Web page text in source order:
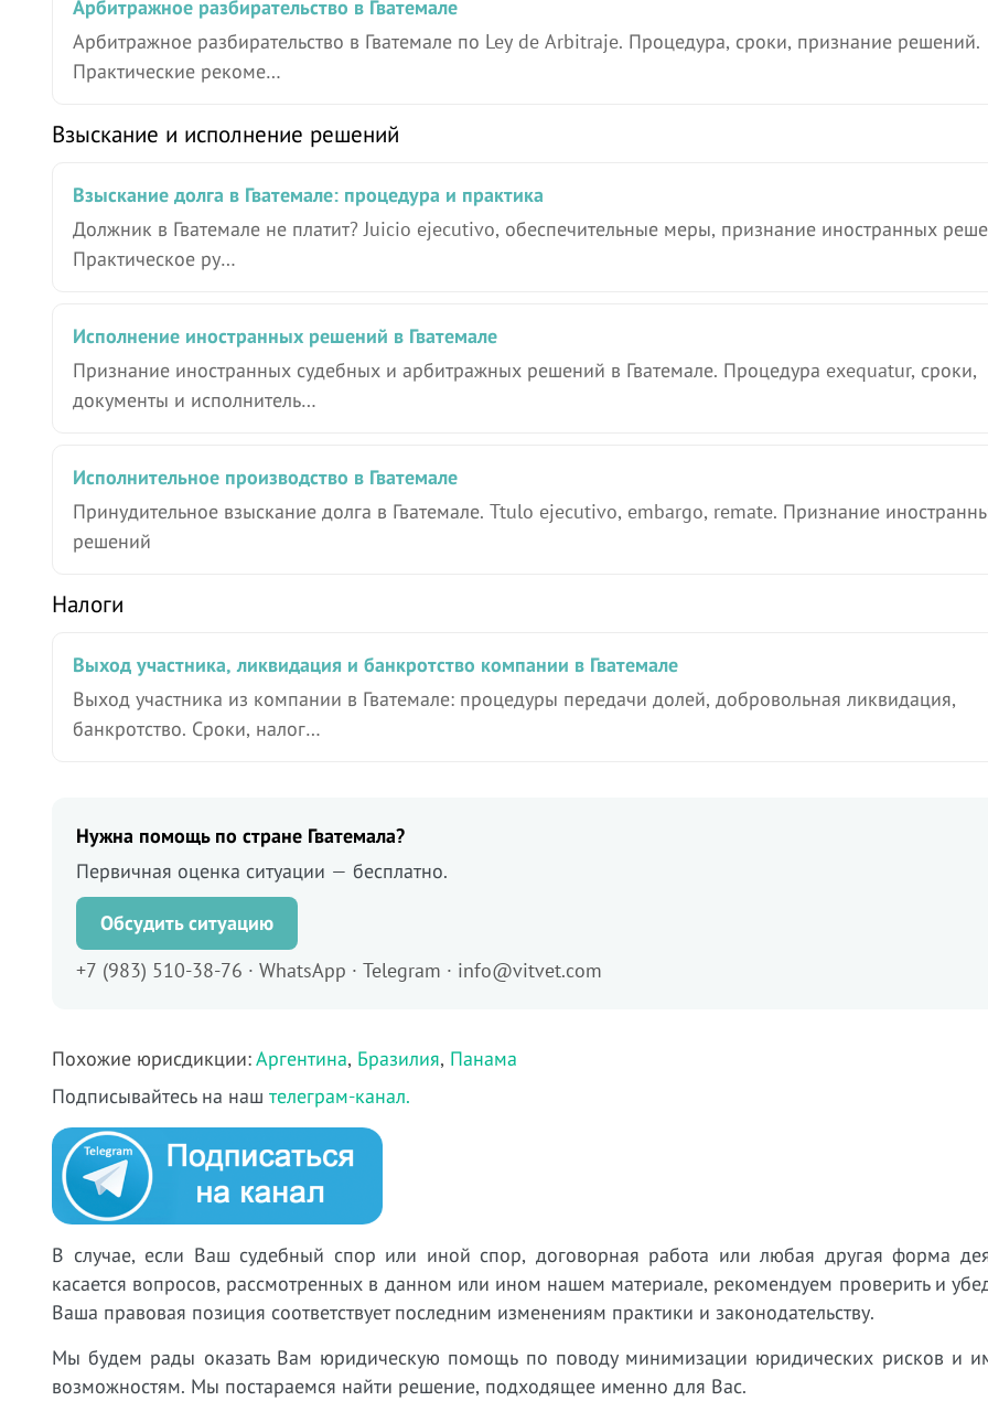
Арбитражное разбирательство в Гватемале
Арбитражное разбирательство в Гватемале по Ley de Arbitraje. Процедура, сроки, признание решений.
Практические рекоме…
Взыскание и исполнение решений
Взыскание долга в Гватемале: процедура и практика
Должник в Гватемале не платит? Juicio ejecutivo, обеспечительные меры, признание иностранных
Практическое ру…
Исполнение иностранных решений в Гватемале
Признание иностранных судебных и арбитражных решений в Гватемале. Процедура exequatur, сроки,
документы и исполнитель…
Исполнительное производство в Гватемале
Принудительное взыскание долга в Гватемале. Ttulo ejecutivo, embargo, remate. Признание
решений
Налоги
Выход участника, ликвидация и банкротство компании в Гватемале
Выход участника из компании в Гватемале: процедуры передачи долей, добровольная ликвидация,
банкротство. Сроки, налог…
Нужна помощь по стране Гватемала?
Первичная оценка ситуации — бесплатно.
Обсудить ситуацию
+7 (983) 510-38-76 · WhatsApp · Telegram · info@vitvet.com
Похожие юрисдикции:Аргентина, Бразилия, Панама
Подписывайтесь на наш телеграм-канал.
В случае, если Ваш судебный спор или иной спор, договорная работа или любая другая форма
касается вопросов, рассмотренных в данном или ином нашем материале, рекомендуем проверить и
Ваша правовая позиция соответствует последним изменениям практики и законодательству.
Мы будем рады оказать Вам юридическую помощь по поводу минимизации юридических рисков и
возможностям. Мы постараемся найти решение, подходящее именно для Вас.